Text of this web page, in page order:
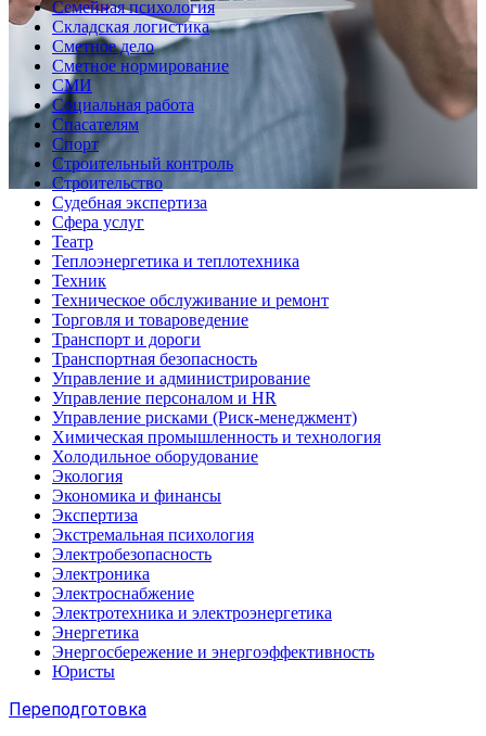
Семейная психология
Складская логистика
Сметное дело
Сметное нормирование
СМИ
Социальная работа
Спасателям
Спорт
Строительный контроль
Строительство
Судебная экспертиза
Сфера услуг
Театр
Теплоэнергетика и теплотехника
Техник
Техническое обслуживание и ремонт
Торговля и товароведение
Транспорт и дороги
Транспортная безопасность
Управление и администрирование
Управление персоналом и HR
Управление рисками (Риск-менеджмент)
Химическая промышленность и технология
Холодильное оборудование
Экология
Экономика и финансы
Экспертиза
Экстремальная психология
Электробезопасность
Электроника
Электроснабжение
Электротехника и электроэнергетика
Энергетика
Энергосбережение и энергоэффективность
Юристы
Переподготовка